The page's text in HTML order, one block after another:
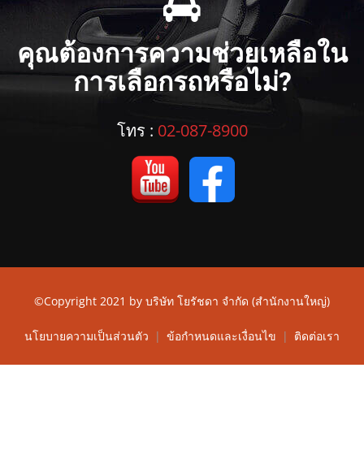
คุณต้องการความช่วยเหลือใน
การเลือกรถหรือไม่?
โทร : 02-087-8900
©Copyright 2021 by บริษัท โยรัชดา จำกัด (สำนักงานใหญ่)
นโยบายความเป็นส่วนตัว | ข้อกำหนดและเงื่อนไข | ติดต่อเรา